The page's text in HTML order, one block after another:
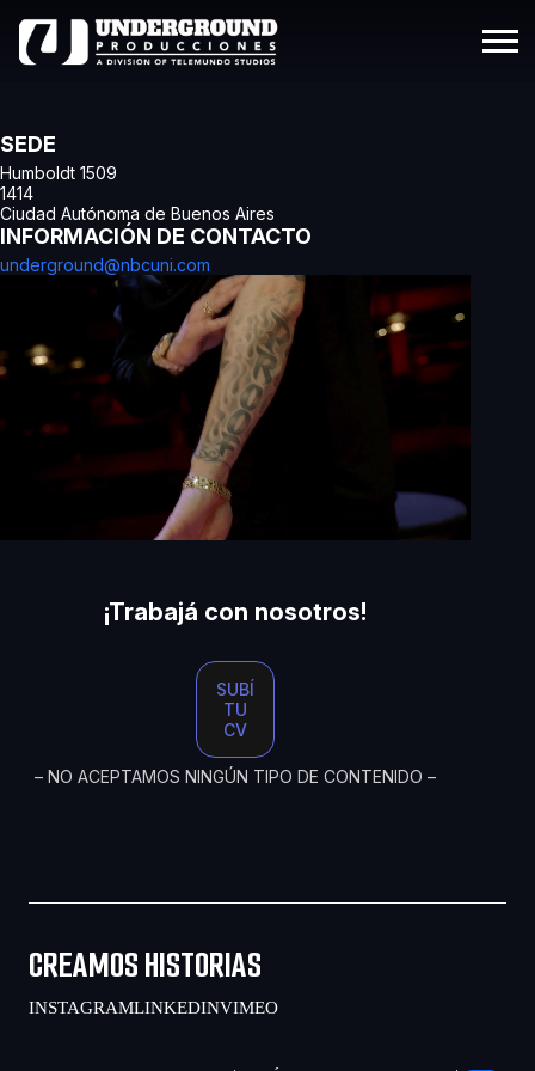
SEDE
Humboldt 1509
1414
Ciudad Autónoma de Buenos Aires
INFORMACIÓN DE CONTACTO
underground@nbcuni.com
¡Trabajá con nosotros!
SUBÍ
TU
CV
– NO ACEPTAMOS NINGÚN TIPO DE CONTENIDO –
CREAMOS HISTORIAS
INSTAGRAMLINKEDINVIMEO